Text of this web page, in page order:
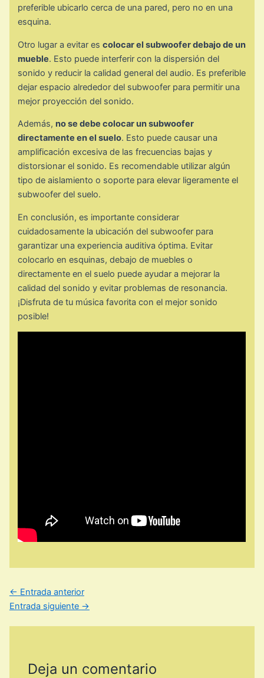
preferible ubicarlo cerca de una pared, pero no en una
esquina.
Otro lugar a evitar escolocar el subwoofer debajo de un
mueble. Esto puede interferir con la dispersión del
sonido y reducir la calidad general del audio. Es preferible
dejar espacio alrededor del subwoofer para permitir una
mejor proyección del sonido.
Además, no se debe colocar un subwoofer
directamente en el suelo. Esto puede causar una
amplificación excesiva de las frecuencias bajas y
distorsionar el sonido. Es recomendable utilizar algún
tipo de aislamiento o soporte para elevar ligeramente el
subwoofer del suelo.
En conclusión, es importante considerar
cuidadosamente la ubicación del subwoofer para
garantizar una experiencia auditiva óptima. Evitar
colocarlo en esquinas, debajo de muebles o
directamente en el suelo puede ayudar a mejorar la
calidad del sonido y evitar problemas de resonancia.
¡Disfruta de tu música favorita con el mejor sonido
posible!
← Entrada anterior
Entrada siguiente →
Deja un comentario